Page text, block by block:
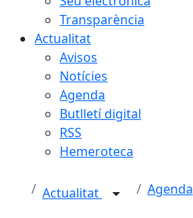
Transparència
Actualitat
Avisos
Notícies
Agenda
Butlletí digital
RSS
Hemeroteca
Actualitat Agenda